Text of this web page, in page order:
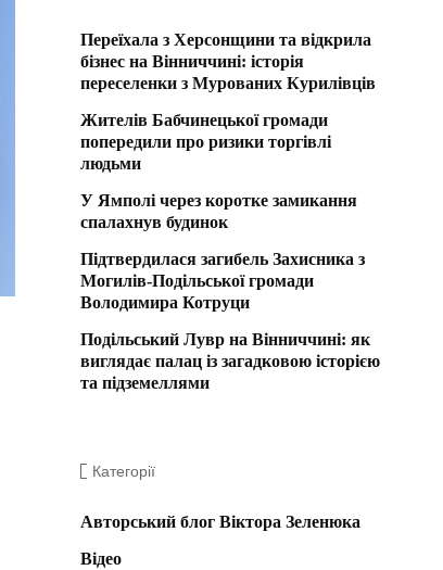
Переїхала з Херсонщини та відкрила
бізнес на Вінниччині: історія
переселенки з Мурованих Курилівців
Жителів Бабчинецької громади
попередили про ризики торгівлі
людьми
У Ямполі через коротке замикання
спалахнув будинок
Підтвердилася загибель Захисника з
Могилів-Подільської громади
Володимира Котруци
Подільський Лувр на Вінниччині: як
виглядає палац із загадковою історією
та підземеллями
Категорії
Авторський блог Віктора Зеленюка
Відео